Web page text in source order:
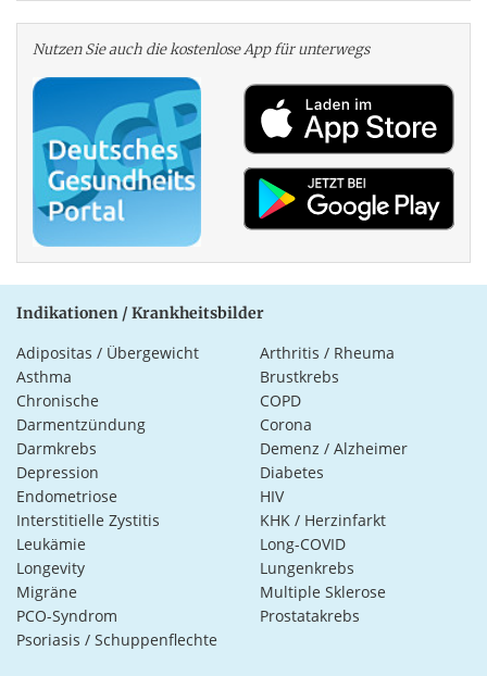
Nutzen Sie auch die kosten­lose App für unterwegs
Indikationen / Krankheitsbilder
Adipositas / Übergewicht
Arthritis / Rheuma
Asthma
Brustkrebs
Chronische
Darmentzündung
COPD
Corona
Darmkrebs
Demenz / Alzheimer
Depression
Diabetes
Endometriose
HIV
Interstitielle Zystitis
KHK / Herzinfarkt
Leukämie
Long-COVID
Longevity
Lungenkrebs
Migräne
Multiple Sklerose
PCO-Syndrom
Prostatakrebs
Psoriasis / Schuppenflechte